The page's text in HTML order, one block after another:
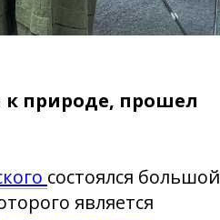
природе, прошел
состоялся большой
является